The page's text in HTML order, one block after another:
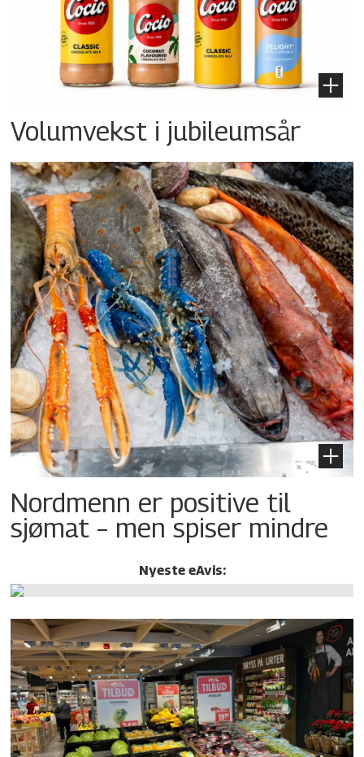
Volumvekst i jubileumsår
Nordmenn er positive til
sjømat – men spiser mindre
Nyeste eAvis: